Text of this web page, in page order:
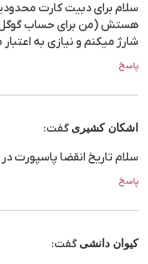
سلام برای دبیت کارت
هستش (من برای حساب گوگل
شارژ میکنم و نیازی به
پاسخ
اشکان کشیری گفت:
سلام تاریخ انقضا پاسپورت
پاسخ
کیوان دانشی گفت: